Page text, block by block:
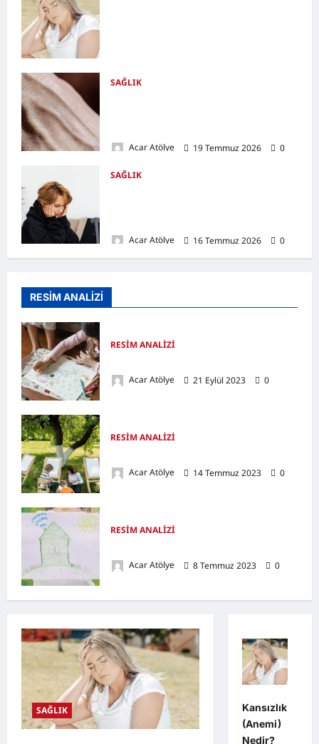
SAĞLIK
Acar Atölye
19 Temmuz 2026 0
SAĞLIK
Acar Atölye
16 Temmuz 2026 0
RESİM ANALİZİ
RESİM ANALİZİ
Acar Atölye
21 Eylül 2023 0
RESİM ANALİZİ
Acar Atölye
14 Temmuz 2023 0
RESİM ANALİZİ
Acar Atölye
8 Temmuz 2023 0
SAĞLIK
Kansızlık
(Anemi)
Nedir?